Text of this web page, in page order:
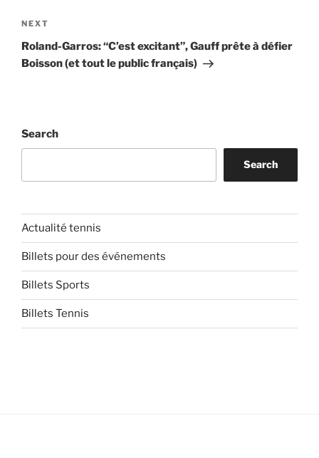
Next
Post
NEXT
Roland-Garros: “C’est excitant”, Gauff prête à défier
Boisson (et tout le public français)
Search
Search
Actualité tennis
Billets pour des événements
Billets Sports
Billets Tennis